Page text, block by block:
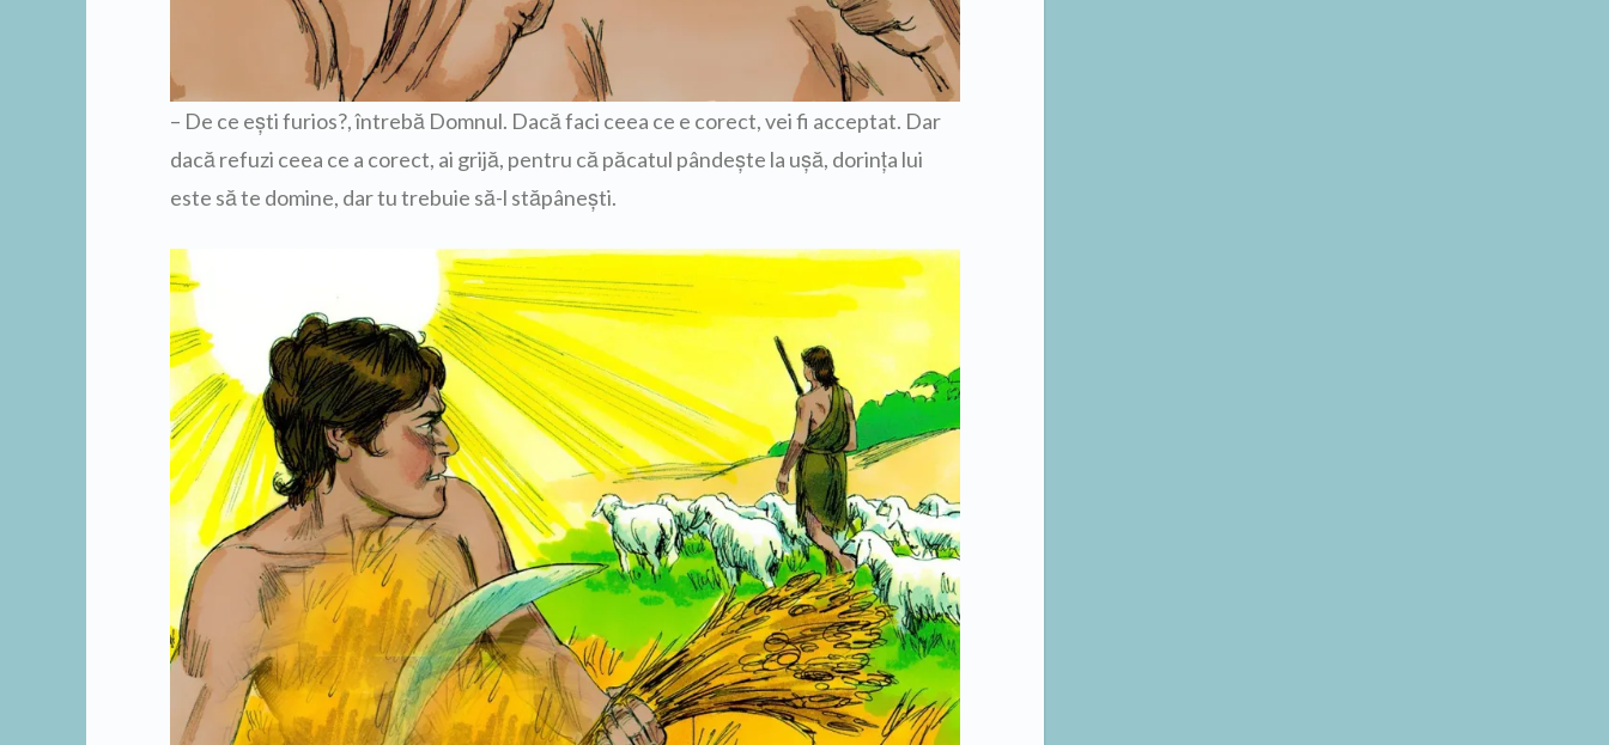
– De ce eşti furios?, întrebă Domnul. Dacă faci ceea ce e corect, vei fi acceptat. Dar
dacă refuzi ceea ce a corect, ai grijă, pentru că păcatul pândeşte la uşă, dorinţa lui
este să te domine, dar tu trebuie să-l stăpâneşti.